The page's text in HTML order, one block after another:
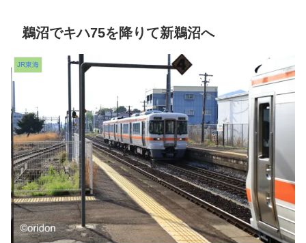
鵜沼でキハ75を降りて新鵜沼へ
JR東海